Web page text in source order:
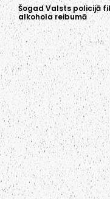
Šogad Valsts policijā
alkohola reibumā